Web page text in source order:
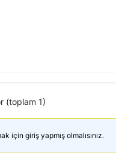
(toplam 1)
için giriş yapmış olmalısınız.